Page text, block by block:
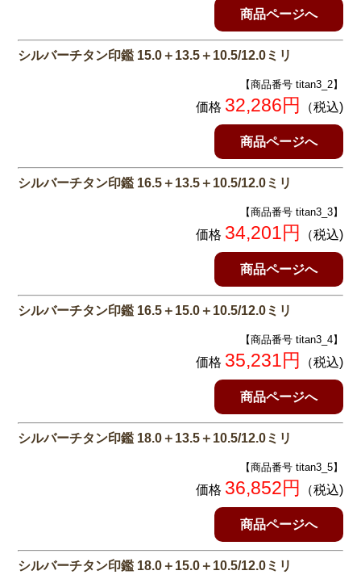
商品ページへ
シルバーチタン印鑑 15.0＋13.5＋10.5/12.0ミリ
【商品番号 titan3_2】
価格 32,286円 （税込)
商品ページへ
シルバーチタン印鑑 16.5＋13.5＋10.5/12.0ミリ
【商品番号 titan3_3】
価格 34,201円 （税込)
商品ページへ
シルバーチタン印鑑 16.5＋15.0＋10.5/12.0ミリ
【商品番号 titan3_4】
価格 35,231円 （税込)
商品ページへ
シルバーチタン印鑑 18.0＋13.5＋10.5/12.0ミリ
【商品番号 titan3_5】
価格 36,852円 （税込)
商品ページへ
シルバーチタン印鑑 18.0＋15.0＋10.5/12.0ミリ